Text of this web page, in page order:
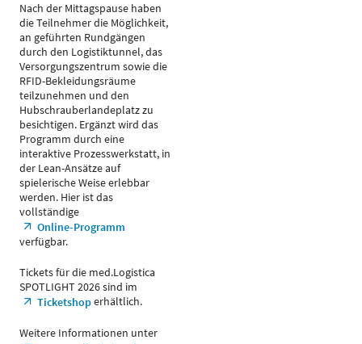
Nach der Mittagspause haben
die Teilnehmer die Möglichkeit,
an geführten Rundgängen
durch den Logistiktunnel, das
Versorgungszentrum sowie die
RFID-Bekleidungsräume
teilzunehmen und den
Hubschrauberlandeplatz zu
besichtigen. Ergänzt wird das
Programm durch eine
interaktive Prozesswerkstatt, in
der Lean-Ansätze auf
spielerische Weise erlebbar
werden. Hier ist das
vollständige
Online-Programm
verfügbar.
Tickets für die med.Logistica
SPOTLIGHT 2026 sind im
Ticketshoperhältlich.
Weitere Informationen unter